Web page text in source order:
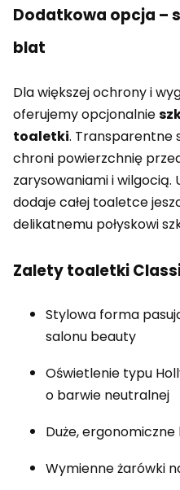
Dodatkowa opcja –
blat
Dla większej ochrony i
oferujemy opcjonalnie
toaletki. Transparentne
chroni powierzchnię
zarysowaniami i wilgocią.
dodaje całej toaletce
delikatnemu połyskowi
Zalety toaletki
Stylowa forma
salonu beauty
Oświetlenie typu
o barwie neutralnej
Duże,
Wymienne żarówki